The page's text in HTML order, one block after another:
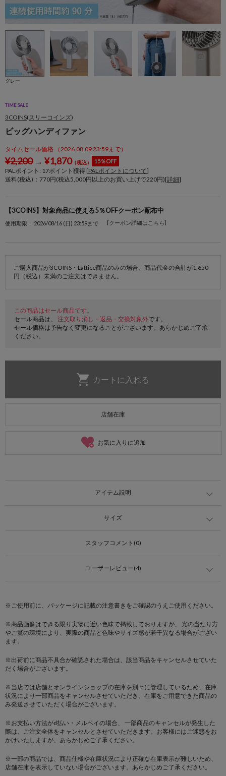
グレー
TIME SALE
3COINS(スリーコインズ)
ビッグハンディファン
タイムセール価格 （2026.08.09 23:59まで）
¥2,200→ ¥1,870（税込） 15％OFF
PALポイント: 17ポイント獲得 [PALポイントについて]
送料(税込)：770円(税込5,000円以上のお買い上げで220円)[詳細]
【3COINS】対象商品に使える5％OFFクーポン配布中
使用期限： 2026/08/16 (日) 23:59まで [クーポン詳細はこちら]
ご購入商品が3COINS・Lattice商品のみの場合、商品代金の合計が1,650
円（税込）未満のご注文はできません。
この商品はセール商品です。
セール商品は、 注文取り消し・返品・交換対象外です。
セール価格は予告なく変更になることがございます。あらかじめご了承
ください。
店舗在庫
お気に入りに追加
アイテム説明
サイズ
スタッフコメント(0)
ユーザーレビュー(4)
※ご使用前に、パッケージに記載の注意書きをご確認のうえご使用ください。
※商品画像はできる限り実物に近い色味で掲載しておりますが、 光の当たり方
やご覧の環境により、実際の商品と色味やサイズ感が若干異なる場合がござい
ます。
※出荷前に商品不具合が確認された場合は、該当商品をキャンセルさせていた
だく場合がございます。
※当店では店舗とオンラインショップの在庫を別々に管理しているため、在庫
状況により一部商品をキャンセルさせていただき、在庫をご用意できた商品の
み発送させていただく場合がございます。
※お支払い方法がd払い・メルペイの場合、 一部商品のキャンセルが発生した
際は、ご注文全体をキャンセルとさせていただきます。お客様にはご迷惑をお
かけいたしますが、あらかじめご了承ください。
※一部の商品では、商品仕様や在庫状況により正確な在庫表示が難しいため、
店舗在庫を表示していない場合がございます。あらかじめご了承ください。